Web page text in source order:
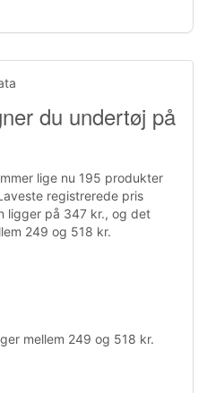
du undertøj på
lige nu 195 produkter
registrerede pris
ligger på 347 kr., og det
249 og 518 kr.
mellem 249 og 518 kr.